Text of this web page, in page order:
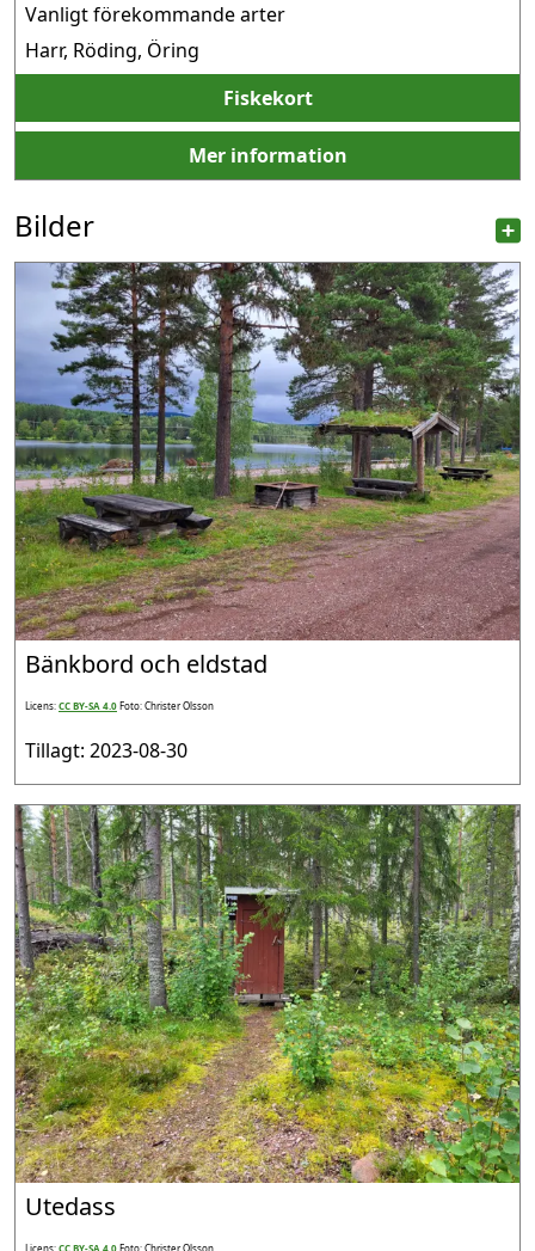
Vanligt förekommande arter
Harr, Röding, Öring
Fiskekort
Mer information
Bilder
Bänkbord och eldstad
Licens:CC BY-SA 4.0Foto: Christer Olsson
Tillagt: 2023-08-30
Utedass
Licens:CC BY-SA 4.0Foto: Christer Olsson